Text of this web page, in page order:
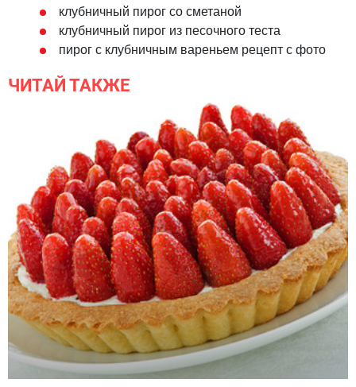
клубничный пирог со сметаной
клубничный пирог из песочного теста
пирог с клубничным вареньем рецепт с фото
ЧИТАЙ ТАКЖЕ